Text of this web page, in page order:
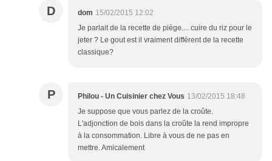
D dom 15/02/2015 12:02
Je parlait de la recette de piège.... cuire du riz pour le
jeter ? Le gout est il vraiment différent de la recette
classique?
P Philou - Un Cuisinier chez Vous 13/02/2015 18:48
Je suppose que vous parlez de la croûte.
L'adjonction de bois dans la croûte la rend impropre
à la consommation. Libre à vous de ne pas en
mettre. Amicalement